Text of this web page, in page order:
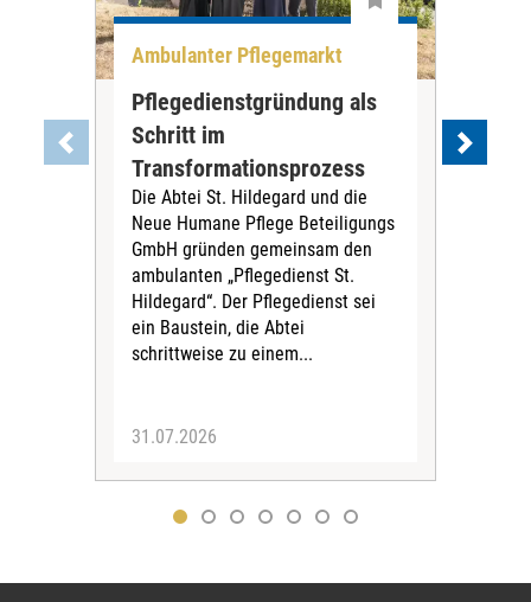
Ambulanter Pflegemarkt
Pflegedienstgründung als
Schritt im
Transformationsprozess
Die Abtei St. Hildegard und die
Neue Humane Pflege Beteiligungs
GmbH gründen gemeinsam den
ambulanten „Pflegedienst St.
Hildegard“. Der Pflegedienst sei
ein Baustein, die Abtei
schrittweise zu einem...
31.07.2026